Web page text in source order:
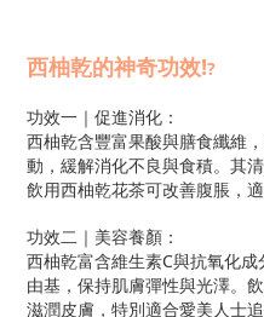
西柚乾的神奇功效!?
功效一｜促進消化：
西柚乾含豐富果酸與膳食纖維
動，緩解消化不良與食積。其
飲用西柚乾花茶可改善腹脹，
功效二｜美容養顏：
西柚乾富含維生素C與抗氧化
由基，保持肌膚彈性與光澤。
滋潤皮膚，特別適合愛美人士追